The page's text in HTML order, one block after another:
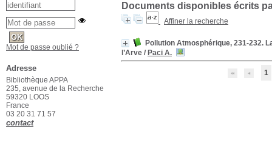
Documents disponibles écrits
Affiner la recherche
Pollution Atmosphérique, 231-232.
l’Arve / Paci A.
1
Mot de passe oublié ?
Adresse
Bibliothèque APPA
235, avenue de la Recherche
59320 LOOS
France
03 20 31 71 57
contact